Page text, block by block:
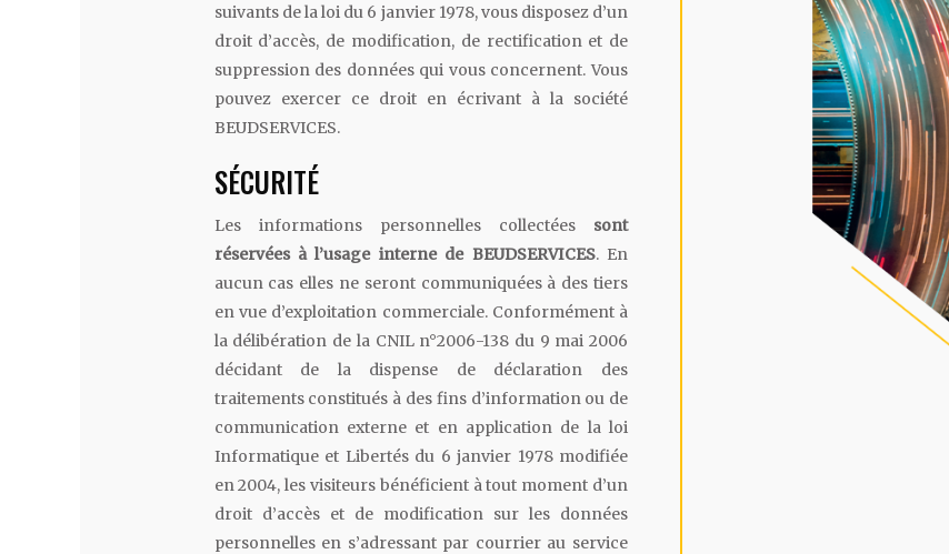
suivants de la loi du 6 janvier 1978, vous disposez d’un
droit d’accès, de modification, de rectification et de
suppression des données qui vous concernent. Vous
pouvez exercer ce droit en écrivant à la société
BEUDSERVICES.
SÉCURITÉ
Les informations personnelles collectées sont
réservées à l’usage interne de BEUDSERVICES. En
aucun cas elles ne seront communiquées à des tiers
en vue d’exploitation commerciale. Conformément à
la délibération de la CNIL n°2006-138 du 9 mai 2006
décidant de la dispense de déclaration des
traitements constitués à des fins d’information ou de
communication externe et en application de la loi
Informatique et Libertés du 6 janvier 1978 modifiée
en 2004, les visiteurs bénéficient à tout moment d’un
droit d’accès et de modification sur les données
personnelles en s’adressant par courrier au service